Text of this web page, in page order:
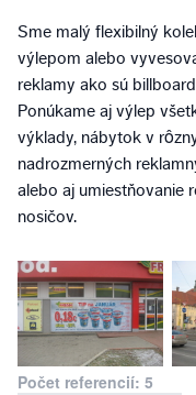
Sme malý flexibilný
výlepom alebo
reklamy ako sú
Ponúkame aj výlep
výklady, nábytok v
nadrozmerných
alebo aj umiestňovanie
nosičov.
Počet referencií: 5